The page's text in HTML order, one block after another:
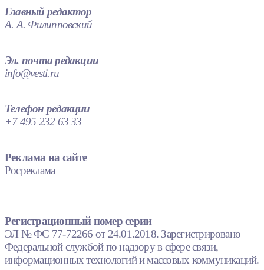
Главный редактор
А. А. Филипповский
Эл. почта редакции
info@vesti.ru
Телефон редакции
+7 495 232 63 33
Реклама на сайте
Росреклама
Регистрационный номер серии
ЭЛ № ФС 77-72266 от 24.01.2018. Зарегистрировано
Федеральной службой по надзору в сфере связи,
информационных технологий и массовых коммуникаций.